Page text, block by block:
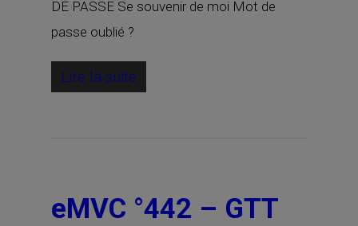
DE PASSE Se souvenir de moi Mot de
passe oublié ?
Lire la suite
eMVC °442 – GTT